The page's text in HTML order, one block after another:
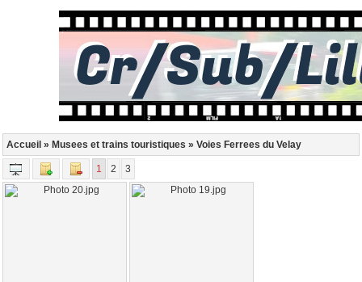
Accueil » Musees et trains touristiques » Voies Ferrees du Velay
1 2 3